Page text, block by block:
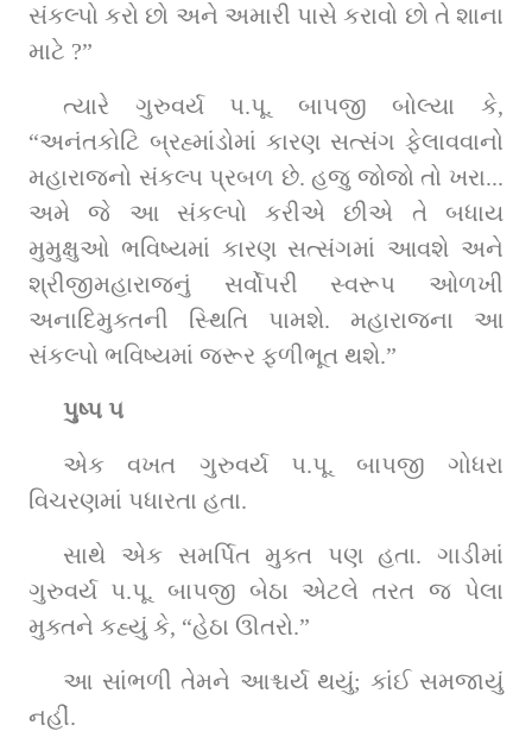
સંકલ્પો કરો છો અને અમારી પાસે કરાવો છો તે શાના
માટે ?”
ત્યારે ગુરુવર્ય પ.પૂ. બાપજી બોલ્યા કે,
“અનંતકોટિ બ્રહ્માંડોમાં કારણ સત્સંગ ફેલાવવાનો
મહારાજનો સંકલ્પ પ્રબળ છે. હજુ જોજો તો ખરા...
અમે જે આ સંકલ્પો કરીએ છીએ તે બધાય
મુમુક્ષુઓ ભવિષ્યમાં કારણ સત્સંગમાં આવશે અને
શ્રીજીમહારાજનું સર્વોપરી સ્વરૂપ ઓળખી
અનાદિમુક્તની સ્થિતિ પામશે. મહારાજના આ
સંકલ્પો ભવિષ્યમાં જરૂર ફળીભૂત થશે.”
પુષ્પ ૫
એક વખત ગુરુવર્ય પ.પૂ. બાપજી ગોધરા
વિચરણમાં પધારતા હતા.
સાથે એક સમર્પિત મુક્ત પણ હતા. ગાડીમાં
ગુરુવર્ય પ.પૂ. બાપજી બેઠા એટલે તરત જ પેલા
મુક્તને કહ્યું કે, “હેઠા ઊતરો.”
આ સાંભળી તેમને આશ્ચર્ય થયું; કાંઈ સમજાયું
નહીં.